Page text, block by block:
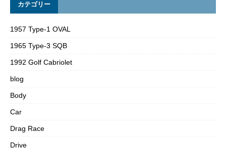
カテゴリー
1957 Type-1 OVAL
1965 Type-3 SQB
1992 Golf Cabriolet
blog
Body
Car
Drag Race
Drive